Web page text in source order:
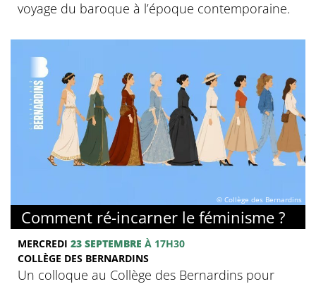
voyage du baroque à l’époque contemporaine.
© Collège des Bernardins
Comment ré-incarner le féminisme ?
MERCREDI 23 SEPTEMBRE À 17H30
COLLÈGE DES BERNARDINS
Un colloque au Collège des Bernardins pour